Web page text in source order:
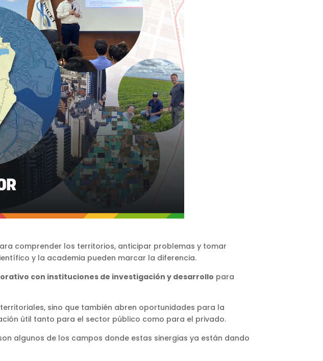
comprender los territorios, anticipar problemas y tomar
y la academia pueden marcar la diferencia.
con instituciones de investigación y desarrollo para
sino que también abren oportunidades para la
útil tanto para el sector público como para el privado.
algunos de los campos donde estas sinergias ya están dando